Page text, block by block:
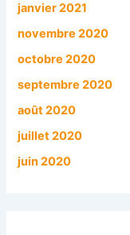
janvier 2021
novembre 2020
octobre 2020
septembre 2020
août 2020
juillet 2020
juin 2020